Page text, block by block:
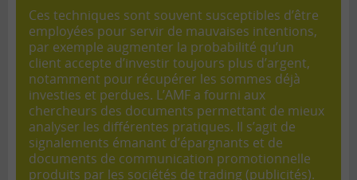
Ces techniques sont souvent susceptibles d’être
employées pour servir de mauvaises intentions,
par exemple augmenter la probabilité qu’un
client accepte d’investir toujours plus d’argent,
notamment pour récupérer les sommes déjà
investies et perdues. L’AMF a fourni aux
chercheurs des documents permettant de mieux
analyser les différentes pratiques. Il s’agit de
signalements émanant d’épargnants et de
documents de communication promotionnelle
produits par les sociétés de trading(publicités).